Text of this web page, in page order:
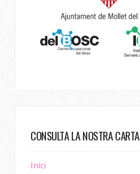
CONSULTA LA NOSTRA CARTA
Inici